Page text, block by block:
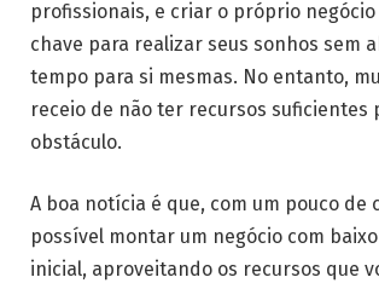
profissionais, e criar o próprio
chave para realizar seus sonhos sem
tempo para si mesmas. No entanto,
receio de não ter recursos suficientes
obstáculo.
A boa notícia é que, com um pouco de
possível montar um negócio com
inicial, aproveitando os recursos que